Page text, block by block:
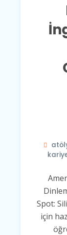
Spot:
için